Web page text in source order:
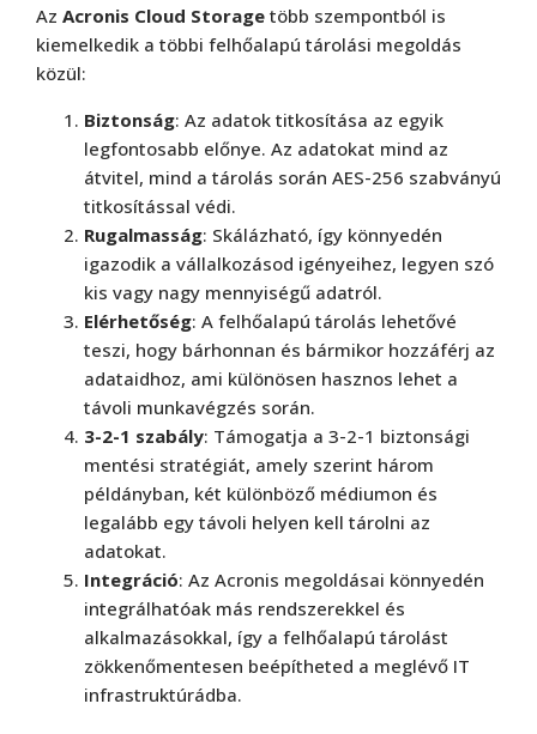
Az Acronis Cloud Storage több szempontból is
kiemelkedik a többi felhőalapú tárolási megoldás
közül:
Biztonság: Az adatok titkosítása az egyik
legfontosabb előnye. Az adatokat mind az
átvitel, mind a tárolás során AES-256 szabványú
titkosítással védi.
Rugalmasság: Skálázható, így könnyedén
igazodik a vállalkozásod igényeihez, legyen szó
kis vagy nagy mennyiségű adatról.
Elérhetőség: A felhőalapú tárolás lehetővé
teszi, hogy bárhonnan és bármikor hozzáférj az
adataidhoz, ami különösen hasznos lehet a
távoli munkavégzés során.
3-2-1 szabály: Támogatja a 3-2-1 biztonsági
mentési stratégiát, amely szerint három
példányban, két különböző médiumon és
legalább egy távoli helyen kell tárolni az
adatokat.
Integráció: Az Acronis megoldásai könnyedén
integrálhatóak más rendszerekkel és
alkalmazásokkal, így a felhőalapú tárolást
zökkenőmentesen beépítheted a meglévő IT
infrastruktúrádba.